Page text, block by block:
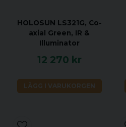
HOLOSUN LS321G, Co-
axial Green, IR &
Illuminator
12 270 kr
LÄGG I VARUKORGEN